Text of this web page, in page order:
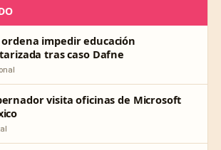
ordena impedir educación
tras caso Dafne
visita oficinas de Microsoft